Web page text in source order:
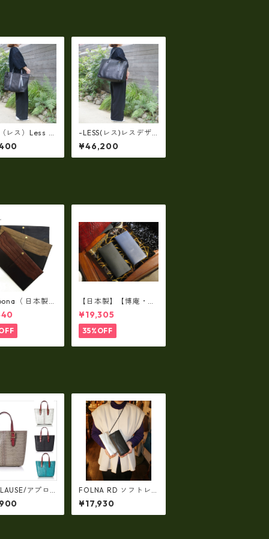
レス）Less D
レスデザイン)S
Texture（牛
掛け＆多機能
-LESS(レス)レスデザ
イン（牛革）トート＆
クラッチで使える(両
面・同一仕様！）大口
¥46,200
（ 日本製）
製・お札入
グウォレッ
【日本製】【博庵・HI
ROAN】最高級牛革
（ボーテッド）札入
れ・長財布 ha-2153
5
¥19,305
35%OFF
アプロ
series
クロコ レザー
ap-3739
FOLNA RD ソフトレ
ザー/ホイルレザー エ
ンべロープ 長財布
fo-2993901
¥17,930